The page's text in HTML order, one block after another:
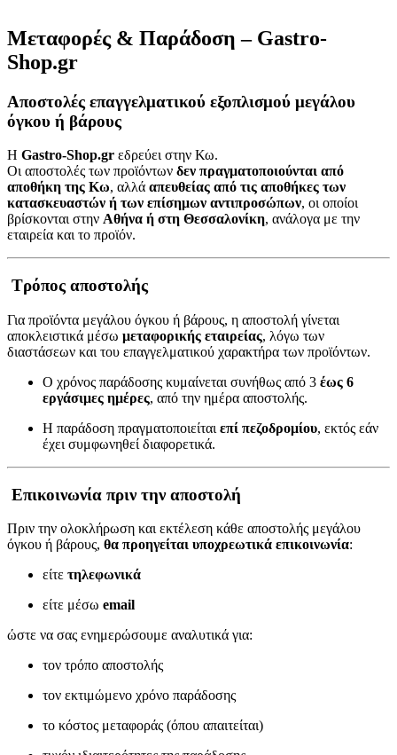
Μεταφορές & Παράδοση – Gastro-
Shop.gr
Αποστολές επαγγελματικού εξοπλισμού μεγάλου
όγκου ή βάρους
Η Gastro-Shop.gr εδρεύει στην Κω.
Οι αποστολές των προϊόντων δεν πραγματοποιούνται από
αποθήκη της Κω, αλλά απευθείας από τις αποθήκες των
κατασκευαστών ή των επίσημων αντιπροσώπων, οι οποίοι
βρίσκονται στην Αθήνα ή στη Θεσσαλονίκη, ανάλογα με την
εταιρεία και το προϊόν.
Τρόπος αποστολής
Για προϊόντα μεγάλου όγκου ή βάρους, η αποστολή γίνεται
αποκλειστικά μέσω μεταφορικής εταιρείας, λόγω των
διαστάσεων και του επαγγελματικού χαρακτήρα των προϊόντων.
Ο χρόνος παράδοσης κυμαίνεται συνήθως από 3 έως 6
εργάσιμες ημέρες, από την ημέρα αποστολής.
Η παράδοση πραγματοποιείται επί πεζοδρομίου, εκτός εάν
έχει συμφωνηθεί διαφορετικά.
Επικοινωνία πριν την αποστολή
Πριν την ολοκλήρωση και εκτέλεση κάθε αποστολής μεγάλου
όγκου ή βάρους, θα προηγείται υποχρεωτικά επικοινωνία:
είτε τηλεφωνικά
είτε μέσω email
ώστε να σας ενημερώσουμε αναλυτικά για:
τον τρόπο αποστολής
τον εκτιμώμενο χρόνο παράδοσης
το κόστος μεταφοράς (όπου απαιτείται)